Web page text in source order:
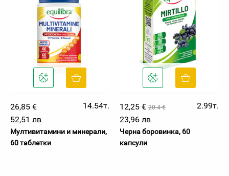
26,85 €
14.54т.
52,51 лв
Мултивитамини и минерали,
60 таблетки
12,25 € 20.4 €
2.99т.
23,96 лв
Черна боровинка, 60
капсули